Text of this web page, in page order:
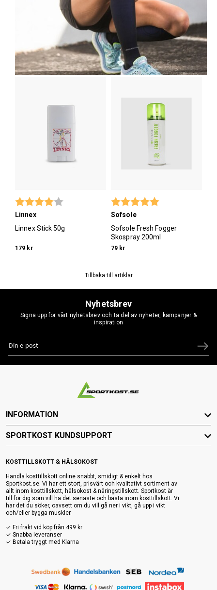
Betyg: 4.0 utav 5 stjärnor
Linnex
Linnex Stick 50g
179 kr
Betyg:
Sofsole
Sofsole Fresh Fogger
Skospray 200ml
79 kr
Tillbaka till artiklar
Nyhetsbrev
Signa upp för vårt nyhetsbrev och ta del av nyheter, kampanjer &
inspiration
KOSTTILLSKOTT & HÄLSOKOST
Handla kosttillskott online snabbt, smidigt & enkelt hos
Sportkost.se. Vi har ett stort, prisvärt och kvalitativt sortiment av
allt inom kosttillskott, hälsokost & näringstillskott. Sportkost är
till för dig som vill ha det senaste och bästa inom kosttillskott. Vi
har det du söker, oavsett om du vill gå ner i vikt, gå upp i vikt
och/eller bygga muskler.
✓ Fri frakt vid köp från 499 kr
✓ Snabba leveranser
✓ Betala tryggt med Klarna
INFORMATION
SPORTKOST KUNDSUPPORT